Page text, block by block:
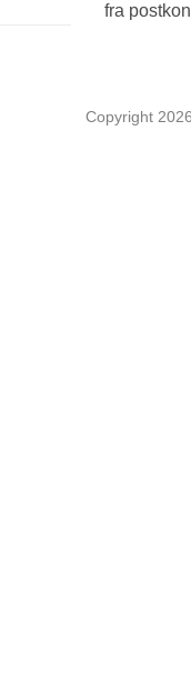
fra
Copyright